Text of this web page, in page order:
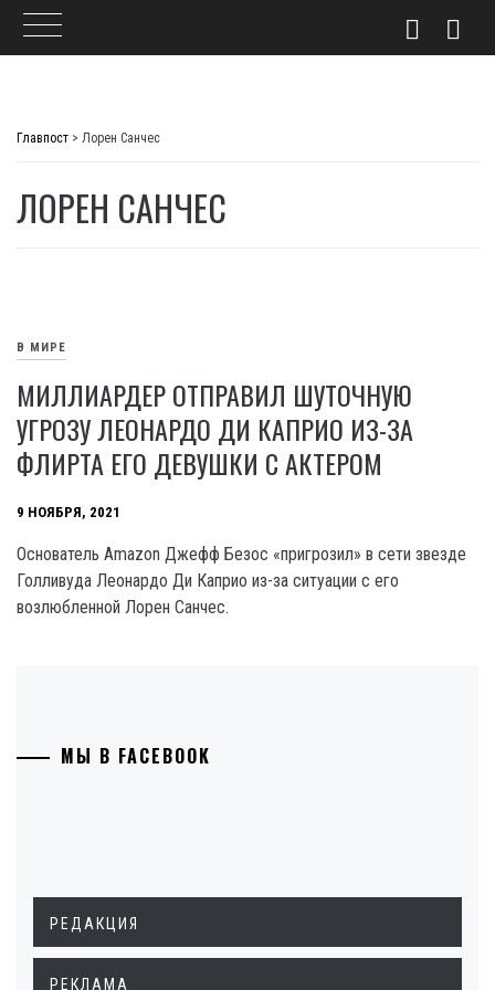
Главпост > Лорен Санчес
ЛОРЕН САНЧЕС
В МИРЕ
МИЛЛИАРДЕР ОТПРАВИЛ ШУТОЧНУЮ
УГРОЗУ ЛЕОНАРДО ДИ КАПРИО ИЗ-ЗА
ФЛИРТА ЕГО ДЕВУШКИ С АКТЕРОМ
9 НОЯБРЯ, 2021
Основатель Amazon Джефф Безос «пригрозил» в сети звезде
Голливуда Леонардо Ди Каприо из-за ситуации с его
возлюбленной Лорен Санчес.
МЫ В FACEBOOK
РЕДАКЦИЯ
РЕКЛАМА